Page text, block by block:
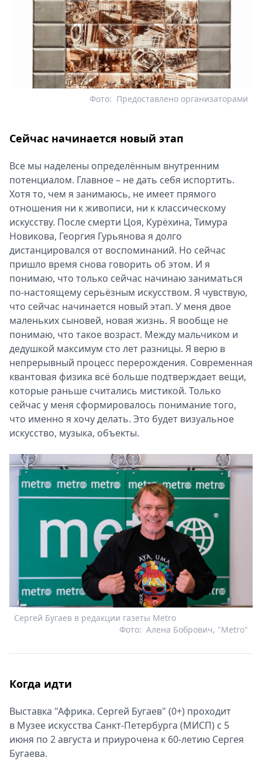
Предоставлено организаторами
Фото:
Сейчас начинается новый этап
Все мы наделены определённым внутренним
потенциалом. Главное – не дать себя испортить.
Хотя то, чем я занимаюсь, не имеет прямого
отношения ни к живописи, ни к классическому
искусству. После смерти Цоя, Курёхина, Тимура
Новикова, Георгия Гурьянова я долго
дистанцировался от воспоминаний. Но сейчас
пришло время снова говорить об этом. И я
понимаю, что только сейчас начинаю заниматься
по‑настоящему серьёзным искусством. Я чувствую,
что сейчас начинается новый этап. У меня двое
маленьких сыновей, новая жизнь. Я вообще не
понимаю, что такое возраст. Между мальчиком и
дедушкой максимум сто лет разницы. Я верю в
непрерывный процесс перерождения. Современная
квантовая физика всё больше подтверждает вещи,
которые раньше считались мистикой. Только
сейчас у меня сформировалось понимание того,
что именно я хочу делать. Это будет визуальное
искусство, музыка, объекты.
Сергей Бугаев в редакции газеты Мetro
Алена Бобрович, "Metro"
Фото:
Когда идти
Выставка "Африка. Сергей Бугаев" (0+) проходит
в Музее искусства Санкт-Петербурга (МИСП) с 5
июня по 2 августа и приурочена к 60-летию Сергея
Бугаева.